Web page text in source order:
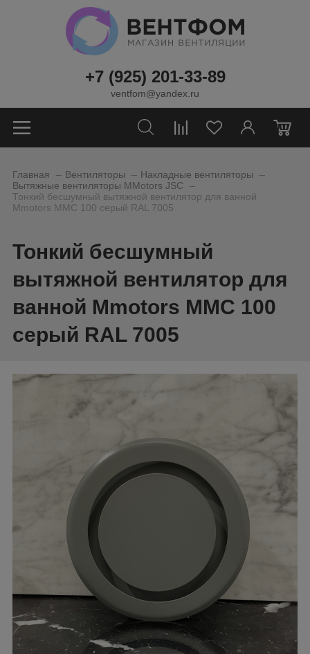
+7 (925) 201-33-89
ventfom@yandex.ru
0
Главная Вентиляторы Накладные вентиляторы
Вытяжные вентиляторы MMotors JSC _
Тонкий бесшумный вытяжной вентилятор для ванной
Mmotors ММC 100 серый RAL 7005
Тонкий бесшумный
вытяжной вентилятор для
ванной Mmotors ММC 100
серый RAL 7005